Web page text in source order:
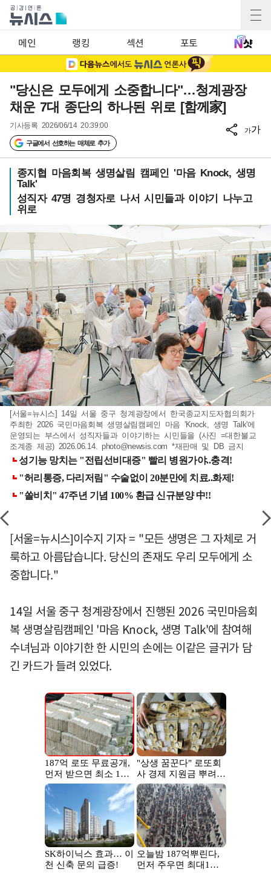
메인 랭킹 섹션 포토
"당신은 모두에게 소중합니다"…청계광장
채운 7대 종단의 하나된 위로 [함께家]
기사등록 2026/06/14 20:39:00
구글에서 선호하는 매체로 추가
가가
종지협 마음회복 생명살림 캠페인 '마음 Knock, 생명
Talk'
성직자 47명 경청자로 나서 시민들과 이야기 나누고
위로
[서울=뉴시스] 14일 서울 중구 청계광장에서 한국종교지도자협의회가
주최한 2026 국민마음회복 생명살림캠페인 마음 'Knock, 생명 Talk'에
운영되는 부스에서 성직자들과 이야기하는 시민들을 (사진 =대한불교
조계종 제공) 2026.06.14. photo@newsis.com *재판매 및 DB 금지
[서울=뉴시스]이수지 기자 = "모든 생명은 그 자체로 거
룩하고 아름답습니다. 당신의 존재도 우리 모두에게 소
중합니다."
14일 서울 중구 청계광장에서 진행된 2026 국민마음회
복 생명살림캠페인 '마음 Knock, 생명 Talk'에 참여해
수녀님과 이야기한 한 시민의 손에는 이같은 글귀가 담
긴 카드가 들려 있었다.